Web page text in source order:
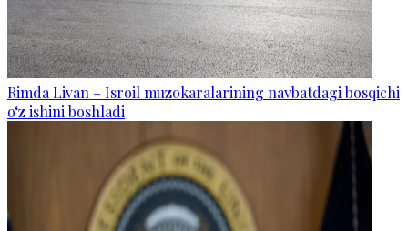
Rimda Livan – Isroil muzokaralarining navbatdagi bosqichi
o‘z ishini boshladi